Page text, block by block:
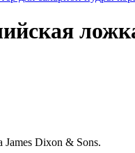
Dixon & Sons.